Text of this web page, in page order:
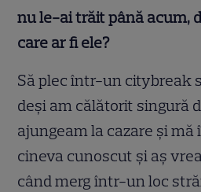
nu le-ai trăit până acum,
care ar fi ele?
Să plec într-un citybreak
deși am călătorit singură
ajungeam la cazare și
cineva cunoscut și aș
când merg într-un loc